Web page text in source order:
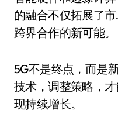
的融合不仅拓展了
跨界合作的新可能。
5G不是终点，而是
技术，调整策略，
现持续增长。